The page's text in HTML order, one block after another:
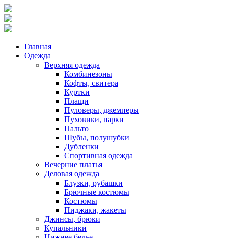
Главная
Одежда
Верхняя одежда
Комбинезоны
Кофты, свитера
Куртки
Плащи
Пуловеры, джемперы
Пуховики, парки
Пальто
Шубы, полушубки
Дубленки
Спортивная одежда
Вечерние платья
Деловая одежда
Блузки, рубашки
Брючные костюмы
Костюмы
Пиджаки, жакеты
Джинсы, брюки
Купальники